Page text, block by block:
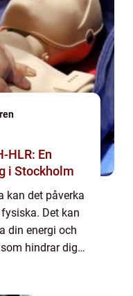
HLR: En
i Stockholm
kan det påverka
Det kan
din energi och
hindrar dig